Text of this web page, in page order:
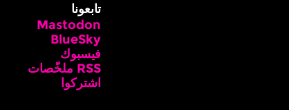
تابعونا
Mastodon
BlueSky
فيسبوك
RSS ملخّصات
اشتركوا